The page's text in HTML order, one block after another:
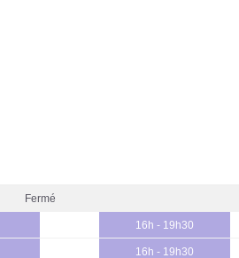
Fermé
16h - 19h30
16h - 19h30